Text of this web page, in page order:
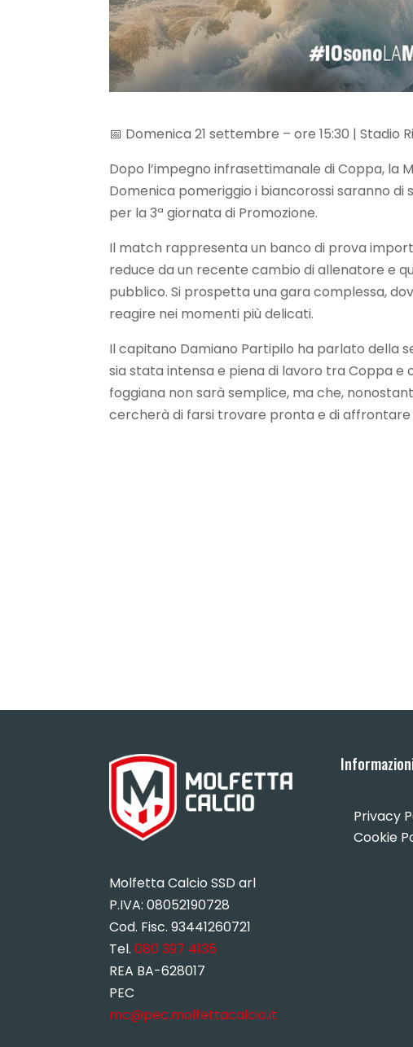
📅 Domenica 21 settembre – ore 15:30 | Stadio
Dopo l’impegno infrasettimanale di Coppa,
Domenica pomeriggio i biancorossi saranno di
per la 3ª giornata di Promozione.
Il match rappresenta un banco di prova
reduce da un recente cambio di allenatore e
pubblico. Si prospetta una gara complessa,
reagire nei momenti più delicati.
Il capitano Damiano Partipilo ha parlato della
sia stata intensa e piena di lavoro tra Coppa
foggiana non sarà semplice, ma che,
cercherà di farsi trovare pronta e di
Molfetta Calcio SSD arl
P.IVA:08052190728
Cod. Fisc. 93441260721
Tel.080 397 4135
REA BA-628017
PEC
mc@pec.molfettacalcio.it
Privacy
Cookie